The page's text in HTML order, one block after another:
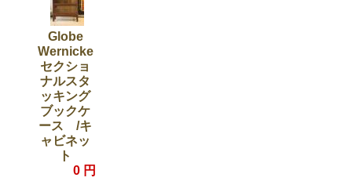
Globe
Wernicke
セクショ
ナルスタ
ッキング
ブックケ
ース /キ
ャビネッ
ト
0 円